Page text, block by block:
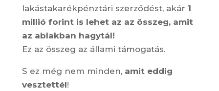
lakástakarékpénztári szerződést, akár 1
millió forint is lehet az az összeg, amit
az ablakban hagytál!
Ez az összeg az állami támogatás.
S ez még nem minden, amit eddig
vesztettél!